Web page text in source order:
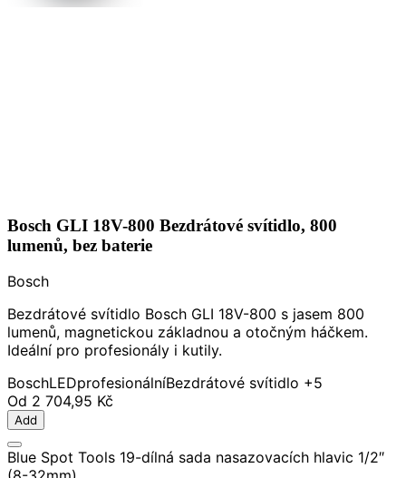
Bosch GLI 18V-800 Bezdrátové svítidlo, 800
lumenů, bez baterie
Bosch
Bezdrátové svítidlo Bosch GLI 18V-800 s jasem 800
lumenů, magnetickou základnou a otočným háčkem.
Ideální pro profesionály i kutily.
BoschLEDprofesionálníBezdrátové svítidlo +5
Od 2 704,95 Kč
Add
Blue Spot Tools 19-dílná sada nasazovacích hlavic 1/2″